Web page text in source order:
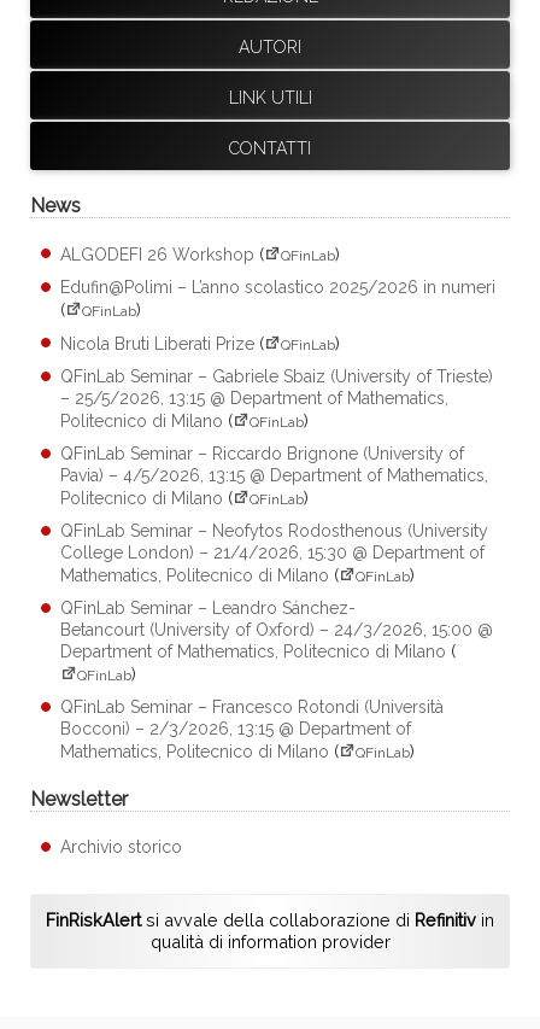
AUTORI
LINK UTILI
CONTATTI
News
ALGODEFI 26 Workshop ( QFinLab)
Edufin@Polimi – L’anno scolastico 2025/2026 in numeri
(
QFinLab)
Nicola Bruti Liberati Prize ( QFinLab)
QFinLab Seminar – Gabriele Sbaiz (University of Trieste)
– 25/5/2026, 13:15 @ Department of Mathematics,
Politecnico di Milano ( QFinLab)
QFinLab Seminar – Riccardo Brignone (University of
Pavia) – 4/5/2026, 13:15 @ Department of Mathematics,
Politecnico di Milano ( QFinLab)
QFinLab Seminar – Neofytos Rodosthenous (University
College London) – 21/4/2026, 15:30 @ Department of
Mathematics, Politecnico di Milano ( QFinLab)
QFinLab Seminar – Leandro Sánchez-
Betancourt (University of Oxford) – 24/3/2026, 15:00 @
Department of Mathematics, Politecnico di Milano (
QFinLab)
QFinLab Seminar – Francesco Rotondi (Università
Bocconi) – 2/3/2026, 13:15 @ Department of
Mathematics, Politecnico di Milano ( QFinLab)
Newsletter
Archivio storico
FinRiskAlertsi avvale della collaborazione di Refinitiv in
qualità di information provider